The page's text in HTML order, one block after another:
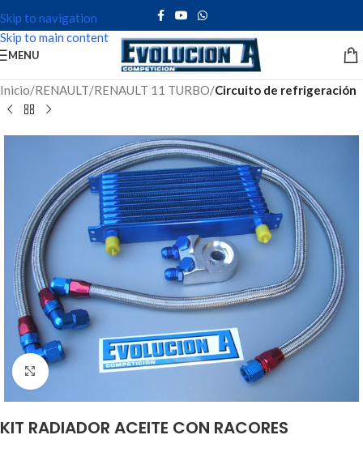
Skip to navigation
Skip to main content
MENU
Inicio RENAULT RENAULT 11 TURBO Circuito de refrigeración
Click to enlarge
KIT RADIADOR ACEITE CON RACORES